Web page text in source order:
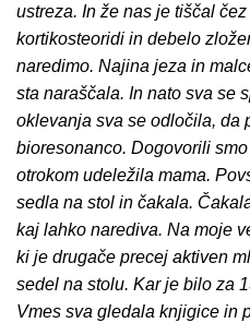
ustreza. In že nas je tiščal
kortikosteoridi in debelo
naredimo. Najina jeza in
sta naraščala. In nato sva se
oklevanja sva se odločila, da
bioresonanco. Dogovorili
otrokom udeležila mama.
sedla na stol in čakala.
kaj lahko narediva. Na moje
ki je drugače precej aktiven
sedel na stolu. Kar je bilo za
Vmes sva gledala knjigice in